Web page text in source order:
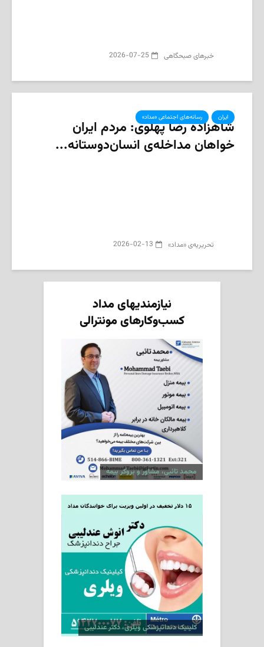
‌خبرهای صبحگاهی 2026-07-25
ایران رسانه‌های اجتماعی «مداد»
شاهزاده رضا پهلوی: مردم ایران
خواهان مداخله‌ی انسان‌دوستانه...
تحریریه‌ی «مداد» 2026-02-13
نیازمندیهای مداد
کسب‌وکارهای مونترالی
محمد تائبی، مشاور و بروکر بیمه
کلینیک دندانپزشکی ویلری، دکتر عندلیبی